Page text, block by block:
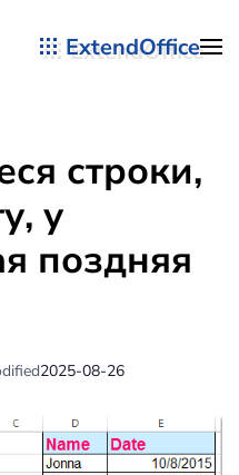
ExtendOffice
строки,
у
поздняя
2025-08-26